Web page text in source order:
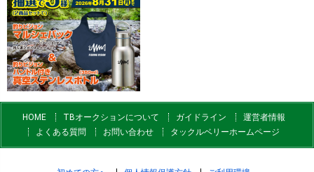
HOME TBオークションについて ガイドライン
運営者情報
よくある質問
お問い合わせ タックルベリーホームページ